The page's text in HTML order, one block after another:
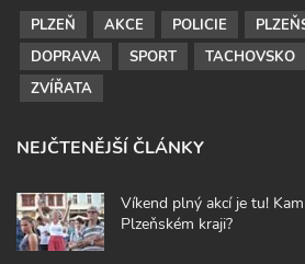
PLZEŇ AKCE POLICIE
DOPRAVA
SPORT TACHOVSKO
ZVÍŘATA
NEJČTENĚJŠÍ ČLÁNKY
Víkend plný akcí je tu!
Plzeňském kraji?